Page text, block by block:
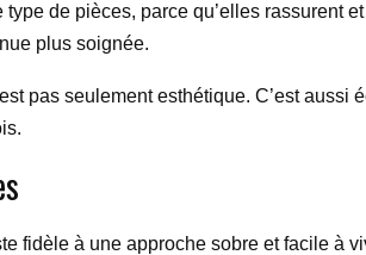
type de pièces, parce qu’elles rassurent
plus soignée.
pas seulement esthétique. C’est
fidèle à une approche sobre et facile à